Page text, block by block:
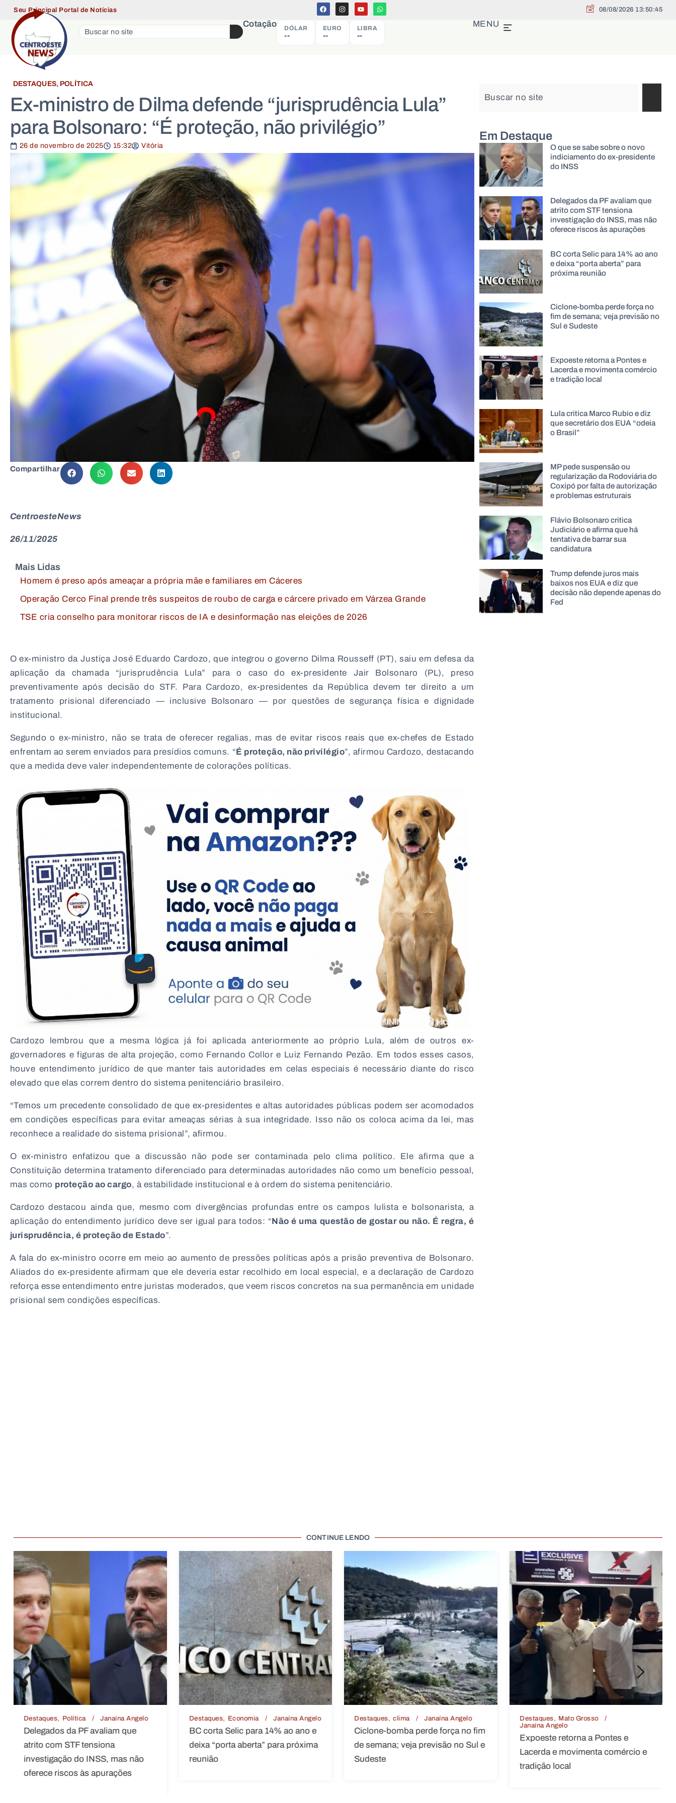
Seu Principal Portal de Notícias 08/08/2026 13:50:47
Cotação DÓLAR
--
EURO
--
LIBRA
--
MENU
DESTAQUES, POLÍTICA
Ex-ministro de Dilma defende “jurisprudência Lula”
para Bolsonaro: “É proteção, não privilégio”
26 de novembro de 2025 15:32 Vitória
Compartilhar
CentroesteNews
26/11/2025
Mais Lidas
Homem é preso após ameaçar a própria mãe e familiares em Cáceres
Operação Cerco Final prende três suspeitos de roubo de carga e cárcere privado em Várzea Grande
TSE cria conselho para monitorar riscos de IA e desinformação nas eleições de 2026
O ex-ministro da Justiça José Eduardo Cardozo, que integrou o governo Dilma Rousseff (PT), saiu em defesa da
aplicação da chamada “jurisprudência Lula” para o caso do ex-presidente Jair Bolsonaro (PL), preso
preventivamente após decisão do STF. Para Cardozo, ex-presidentes da República devem ter direito a um
tratamento prisional diferenciado — inclusive Bolsonaro — por questões de segurança física e dignidade
institucional.
Segundo o ex-ministro, não se trata de oferecer regalias, mas de evitar riscos reais que ex-chefes de Estado
enfrentam ao serem enviados para presídios comuns. “É proteção, não privilégio”, afirmou Cardozo, destacando
que a medida deve valer independentemente de colorações políticas.
Cardozo lembrou que a mesma lógica já foi aplicada anteriormente ao próprio Lula, além de outros ex-
governadores e figuras de alta projeção, como Fernando Collor e Luiz Fernando Pezão. Em todos esses casos,
houve entendimento jurídico de que manter tais autoridades em celas especiais é necessário diante do risco
elevado que elas correm dentro do sistema penitenciário brasileiro.
“Temos um precedente consolidado de que ex-presidentes e altas autoridades públicas podem ser acomodados
em condições específicas para evitar ameaças sérias à sua integridade. Isso não os coloca acima da lei, mas
reconhece a realidade do sistema prisional”, afirmou.
O ex-ministro enfatizou que a discussão não pode ser contaminada pelo clima político. Ele afirma que a
Constituição determina tratamento diferenciado para determinadas autoridades não como um benefício pessoal,
mas como proteção ao cargo, à estabilidade institucional e à ordem do sistema penitenciário.
Cardozo destacou ainda que, mesmo com divergências profundas entre os campos lulista e bolsonarista, a
aplicação do entendimento jurídico deve ser igual para todos: “Não é uma questão de gostar ou não. É regra, é
jurisprudência, é proteção de Estado”.
A fala do ex-ministro ocorre em meio ao aumento de pressões políticas após a prisão preventiva de Bolsonaro.
Aliados do ex-presidente afirmam que ele deveria estar recolhido em local especial, e a declaração de Cardozo
reforça esse entendimento entre juristas moderados, que veem riscos concretos na sua permanência em unidade
prisional sem condições específicas.
Em Destaque
O que se sabe sobre o novo
indiciamento do ex-presidente
do INSS
Delegados da PF avaliam que
atrito com STF tensiona
investigação do INSS, mas não
oferece riscos às apurações
BC corta Selic para 14% ao ano
e deixa “porta aberta” para
próxima reunião
Ciclone-bomba perde força no
fim de semana; veja previsão no
Sul e Sudeste
Expoeste retorna a Pontes e
Lacerda e movimenta comércio
e tradição local
Lula critica Marco Rubio e diz
que secretário dos EUA “odeia
o Brasil”
MP pede suspensão ou
regularização da Rodoviária do
Coxipó por falta de autorização
e problemas estruturais
Flávio Bolsonaro critica
Judiciário e afirma que há
tentativa de barrar sua
candidatura
Trump defende juros mais
baixos nos EUA e diz que
decisão não depende apenas do
Fed
CONTINUE LENDO
Destaques Economia Janaína Angelo
BC corta Selic para 14% ao ano e
deixa “porta aberta” para próxima
reunião
Destaques clima Janaína Angelo
Ciclone-bomba perde força no fim
de semana; veja previsão no Sul e
Sudeste
Destaques
Mato Grosso
Expoeste retorna a Pontes e
Lacerda e movimenta comércio e
Destaques Política Vitória
Lula critica Marco Rubio e diz que
secretário dos EUA “odeia o